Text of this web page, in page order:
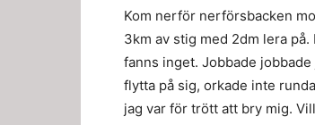
Kom nerför nerförsbacken
3km av stig med 2dm lera
fanns inget. Jobbade
flytta på sig, orkade inte
jag var för trött att bry mig.